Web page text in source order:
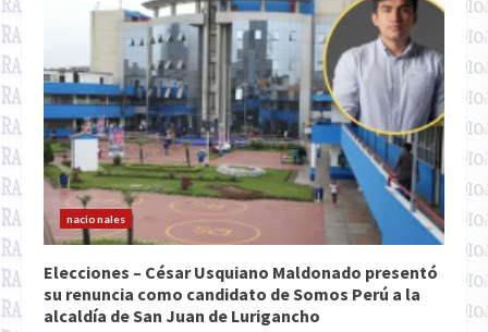
nacionales
Elecciones – César Usquiano Maldonado presentó
su renuncia como candidato de Somos Perú a la
alcaldía de San Juan de Lurigancho